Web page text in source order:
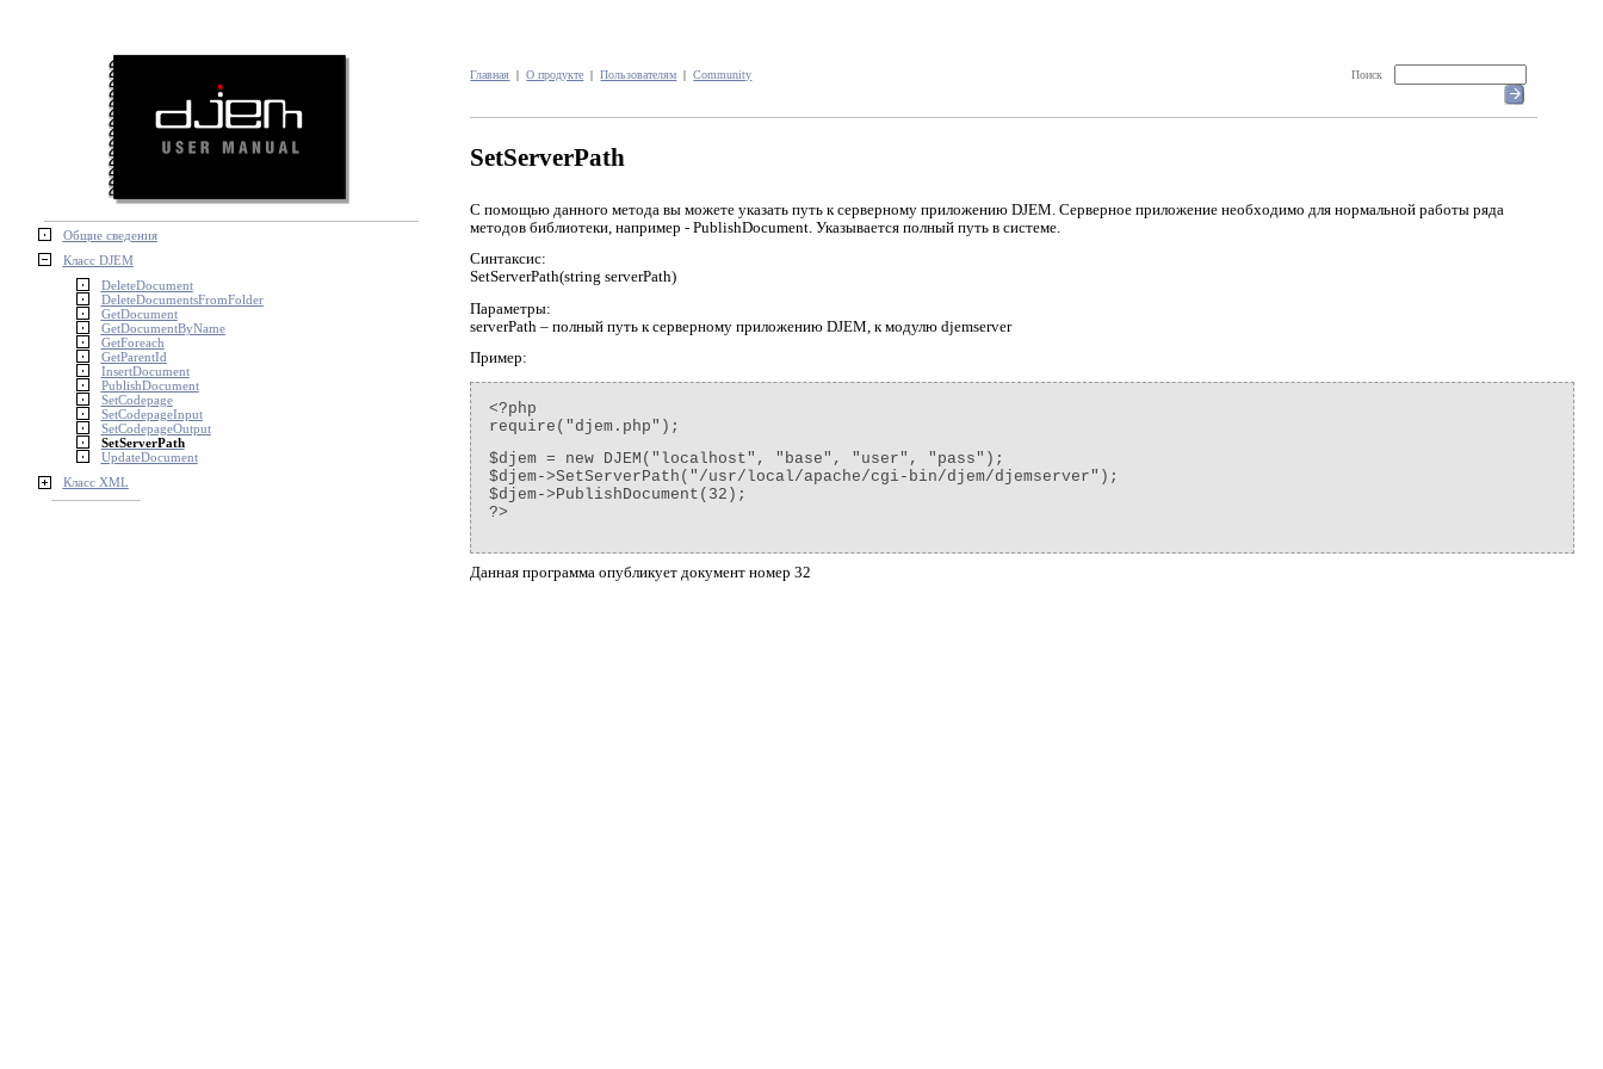
Общие сведения
Класс DJEM
DeleteDocument
DeleteDocumentsFromFolder
GetDocument
GetDocumentByName
GetForeach
GetParentId
InsertDocument
PublishDocument
SetCodepage
SetCodepageInput
SetCodepageOutput
SetServerPath
UpdateDocument
Класс XML
Главная |О продукте |Пользователям |Community Поиск
SetServerPath
С помощью данного метода вы можете указать путь к серверному приложению DJEM. Серверное приложение необходимо для нормальной работы ряда
методов библиотеки, например - PublishDocument. Указывается полный путь в системе.
Синтаксис:
SetServerPath(string serverPath)
Параметры:
serverPath – полный путь к серверному приложению DJEM, к модулю djemserver
Пример:
<?php
require("djem.php");
$djem = new DJEM("localhost", "base", "user", "pass");
$djem->SetServerPath("/usr/local/apache/cgi-bin/djem/djemserver");
$djem->PublishDocument(32);
?>
Данная программа опубликует документ номер 32